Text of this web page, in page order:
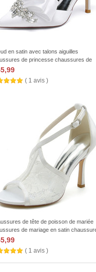
en satin avec talons aiguilles
de princesse chaussures de
( 1 avis )
de tête de poisson de mariée
de mariage en satin
stylet chaussures de banquet de
( 1 avis )